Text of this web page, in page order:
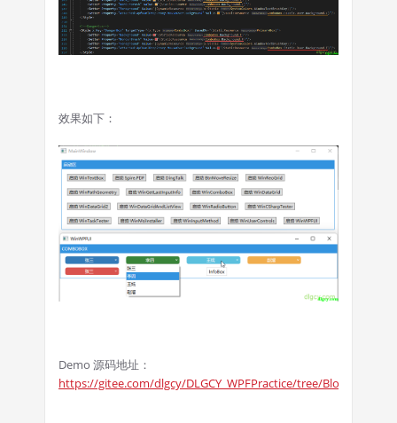
效果如下：
Demo 源码地址：
https://gitee.com/dlgcy/DLGCY_WPFPractice/tree/Blog20221107